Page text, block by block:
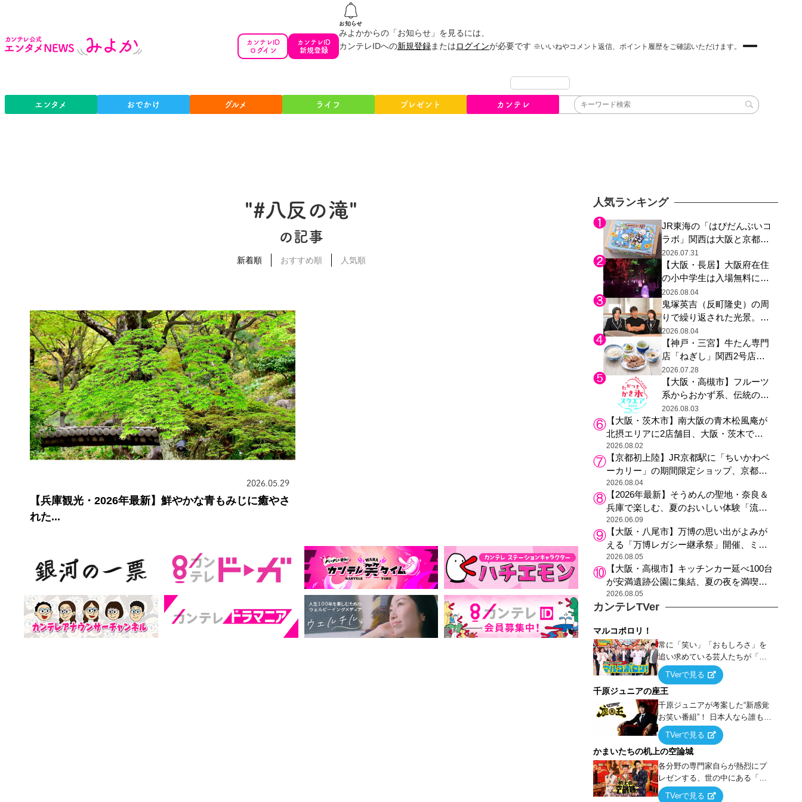
カンテレID
ログイン
カンテレID
新規登録
みよかからの「お知らせ」を見るには、
カンテレIDへの新規登録またはログインが必要です ※いいねやコメント返信、ポイント履歴をご確認いただけます。
エンタメ おでかけ グルメ ライフ プレゼント カンテレ
"#八反の滝"
の記事
新着順 おすすめ順 人気順
2026.05.29
【兵庫観光・2026年最新】鮮やかな青もみじに癒やさ
れた...
人気ランキング
JR東海の「はぴだんぶいコ
ラボ」関西は大阪と京都の
み、日焼けしたポチャッコ
らサンリオキャラが描かれ
た駅弁やグッズが登場
2026.07.31
【大阪・長居】大阪府在住
の小中学生は入場無料に、
チームラボが「夏休みの自
由研究の課題に」と「ボタ
ニカルガーデン 大阪」へ招
待
2026.08.04
鬼塚英吉（反町隆史）の周
りで繰り返された光景。ド
ラマ『GTO』第３話で光っ
た演出の巧みさ
2026.08.04
【神戸・三宮】牛たん専門
店「ねぎし」関西2号店が
登場、ファンら「8月が待
ち遠しい」と早くから注目
2026.07.28
【大阪・高槻市】フルーツ
系からおかず系、伝統の天
然氷まで人気店が集結、高
槻阪急スクエアで「かき
氷」祭り
2026.08.03
【大阪・茨木市】南大阪の青木松風庵が
北摂エリアに2店舗目、大阪・茨木で
も“焼きたて”の月化粧が食べられる
2026.08.02
【京都初上陸】JR京都駅に「ちいかわベ
ーカリー」の期間限定ショップ、京都の
銘菓“おたべ”との限定コラボも
2026.08.04
【2026年最新】そうめんの聖地・奈良＆
兵庫で楽しむ、夏のおいしい体験「流し
そうめん体験」おすすめ3選
2026.06.09
【大阪・八尾市】万博の思い出がよみが
える「万博レガシー継承祭」開催、ミャ
クミャク登場、大屋根リング木材展示も
2026.08.05
【大阪・高槻市】キッチンカー延べ100台
が安満遺跡公園に集結、夏の夜を満喫す
る4日間のグルメイベント
2026.08.05
カンテレTVer
マルコポロリ！
常に「笑い」「おもしろさ」を
追い求めている芸人たちが「芸
能界」という大海原に漕ぎ出で
て、新たなオモシロ人間を発掘
する！
TVerで見る
千原ジュニアの座王
千原ジュニアが考案した“新感覚
お笑い番組”！ 日本人なら誰もが
馴染みのある『イス取りゲー
ム』をベースに、大喜利・ギャ
グ・モノボケ・歌…など様々な
お題で芸人がショートネタを競
い合う！
TVerで見る
かまいたちの机上の空論城
各分野の専門家自らが熱烈にプ
レゼンする、世の中にある「試
したことはないが、やってみた
TVerで見る